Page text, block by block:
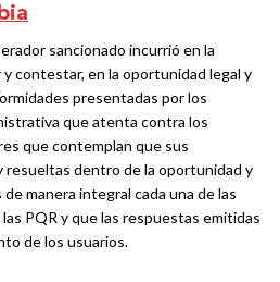
sancionado incurrió en la
contestar, en la oportunidad legal y
presentadas por los
que atenta contra los
que contemplan que sus
dentro de la oportunidad y
manera integral cada una de las
PQR y que las respuestas emitidas
de los usuarios.